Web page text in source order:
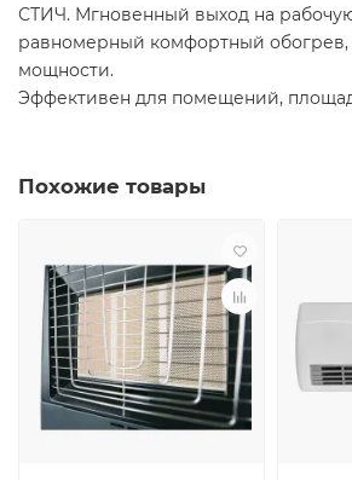
СТИЧ. Мгновенный выход на
равномерный комфортный
мощности.
Эффективен для помещений,
Похожие товары